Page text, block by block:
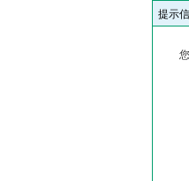
提示